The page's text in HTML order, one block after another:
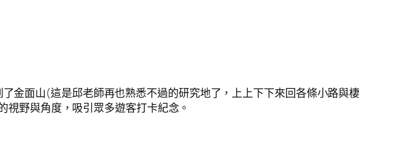
金面山(這是邱老師再也熟悉不過的研究地了，上上下下來回各條小路與棲
野與角度，吸引眾多遊客打卡紀念。